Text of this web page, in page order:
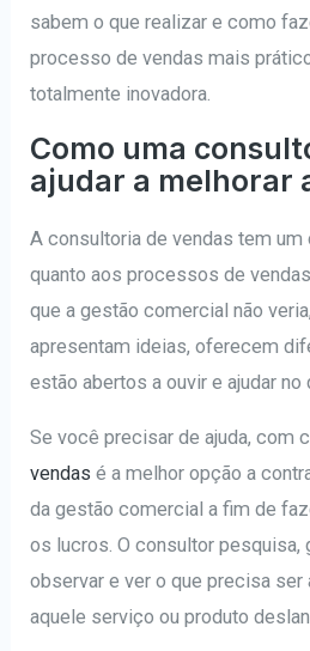
sabem o que realizar e como
processo de vendas mais
totalmente inovadora.
Como uma
ajudar a melhorar
A consultoria de vendas tem um
quanto aos processos de
que a gestão comercial não
apresentam ideias, oferecem
estão abertos a ouvir e ajudar no
Se você precisar de ajuda, com
vendas é a melhor opção a
da gestão comercial a fim de
os lucros. O consultor pesquisa,
observar e ver o que precisa ser
aquele serviço ou produto